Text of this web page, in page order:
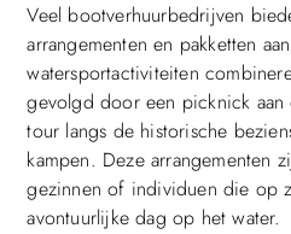
Veel bootverhuurbedrijven
arrangementen en pakketten
watersportactiviteiten
gevolgd door een picknick aan
tour langs de historische
kampen. Deze arrangementen
gezinnen of individuen die op
avontuurlijke dag op het water.